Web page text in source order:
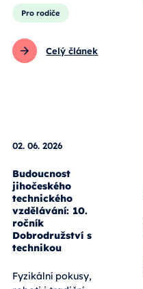
Pro rodiče
Celý článek
02. 06. 2026
Budoucnost
jihočeského
technického
vzdělávání: 10.
Dobrodružství s
technikou